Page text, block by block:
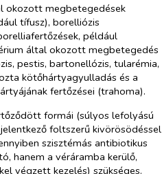
okozott megbetegedések
tífusz), borelliózis
például
által okozott megbetegedés
pestis, bartonellózis, tularémia,
kötőhártyagyulladás és a
fertőzései (trahoma).
formái (súlyos lefolyású
foltszerű kivörösödéssel
szisztémás antibiotikus
hanem a véráramba kerülő,
végzett kezelés) szükséges.